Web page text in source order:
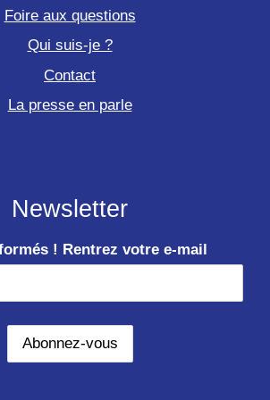
Foire aux questions
Qui suis-je ?
Contact
La presse en parle
Newsletter
! Rentrez votre e-mail